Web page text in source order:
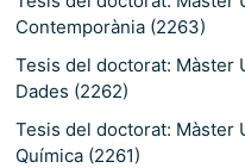
Contemporània (2263)
Tesis del doctorat: Màster
Dades (2262)
Tesis del doctorat: Màster
Química (2261)